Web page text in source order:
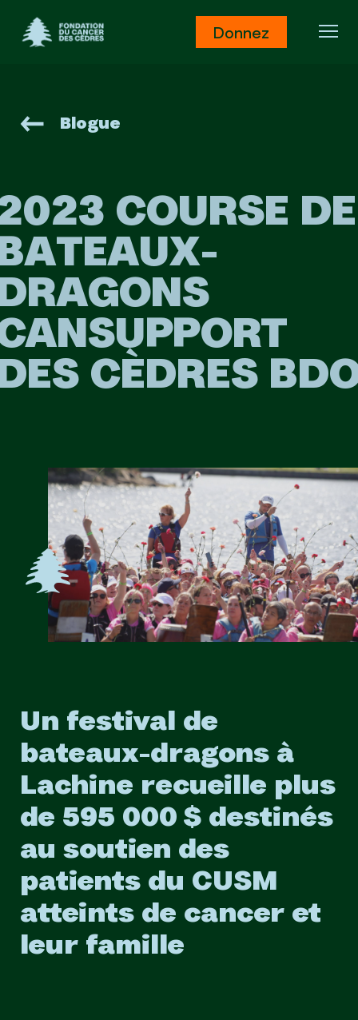
Fondation du Cancer des Cèdres
Donnez
Blogue
COURSE DE
CÈDRES
Un festival de
bateaux-dragons à
Lachine recueille plus
de 595 000 $ destinés
au soutien des
patients du CUSM
atteints de cancer et
leur famille